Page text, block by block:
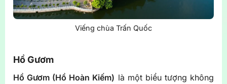
Viếng chùa Trấn Quốc
Hồ Gươm
Hồ Gươm (Hồ Hoàn Kiếm) là một biểu tượng không